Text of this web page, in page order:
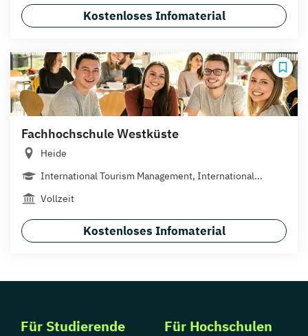
Kostenloses Infomaterial
Fachhochschule Westküste
Heide
International Tourism Management, International...
Vollzeit
Kostenloses Infomaterial
Für Studierende Für Hochschulen